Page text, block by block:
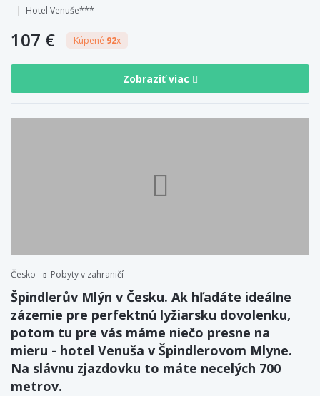
Hotel Venuše***
107 € Kúpené 92x
Zobraziť viac
Česko Pobyty v zahraničí
Špindlerův Mlýn v Česku. Ak hľadáte ideálne
zázemie pre perfektnú lyžiarsku dovolenku,
potom tu pre vás máme niečo presne na
mieru - hotel Venuša v Špindlerovom Mlyne.
Na slávnu zjazdovku to máte necelých 700
metrov.